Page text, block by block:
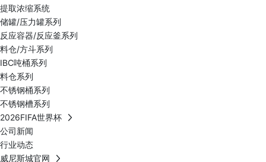
提取浓缩系统
储罐/压力罐系列
反应容器/反应釜系列
料仓/方斗系列
IBC吨桶系列
料仓系列
不锈钢桶系列
不锈钢槽系列
2026FIFA世界杯
公司新闻
行业动态
威尼斯城官网